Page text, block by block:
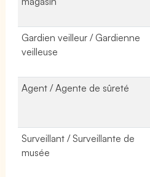
Gardien veilleur / Gardienne
veilleuse
Agent / Agente de sûreté
Surveillant / Surveillante de
musée